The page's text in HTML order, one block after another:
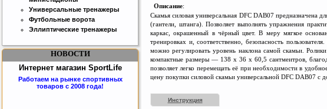
Описание:
Cкамья силовая универсальная DFC DAB07 предназначена
(гантели, штанга). Позволяет выполнять упражнения
каркас, окрашенный в чёрный цвет. В меру мягкое
тренировках и, соответственно, безопасность
можно регулировать уровень наклона самой скамьи.
компактные размеры — 138 х 36 х 60,5 сантмеитров,
позволяет легко перемещать её при необходимости в
цену покупки силовой скамьи универсальной DFC DAB07 с
Инструкция
Универсальные тренажеры
Футбольные ворота
Эллиптические тренажеры
НОВОСТИ
Интернет магазин SportLife
Работаем на рынке спортивных
товаров с 2008 года!